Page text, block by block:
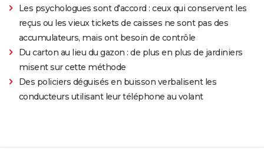
Les psychologues sont d'accord : ceux qui conservent les
reçus ou les vieux tickets de caisses ne sont pas des
accumulateurs, mais ont besoin de contrôle
Du carton au lieu du gazon : de plus en plus de jardiniers
misent sur cette méthode
Des policiers déguisés en buisson verbalisent les
conducteurs utilisant leur téléphone au volant